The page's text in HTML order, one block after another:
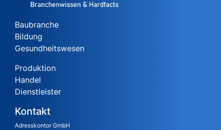
Baubranche
Bildung
Gesundheitswesen
Produktion
Handel
Dienstleister
Kontakt
Adresskontor GmbH